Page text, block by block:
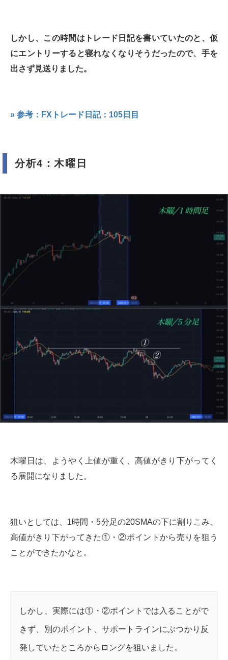
しかし、この時間はトレード日記を書いていたのと、仮
にエントリーすると寝れなくなりそうだったので、手を
出さず見送りました。
» 参考：FXトレード日記：105日目
分析4：木曜日
木曜日は、ようやく上値が重く、高値がきり下がってく
る展開になりました。
狙いとしては、1時間・5分足の20SMAの下に割りこみ、
高値がきり下がってきた①・②ポイントから売りを狙う
ことができたかなと。
しかし、実際には①・②ポイントでは入ることがで
きず、別のポイント、サポートラインにぶつかり反
発していたところからロングを狙いました。